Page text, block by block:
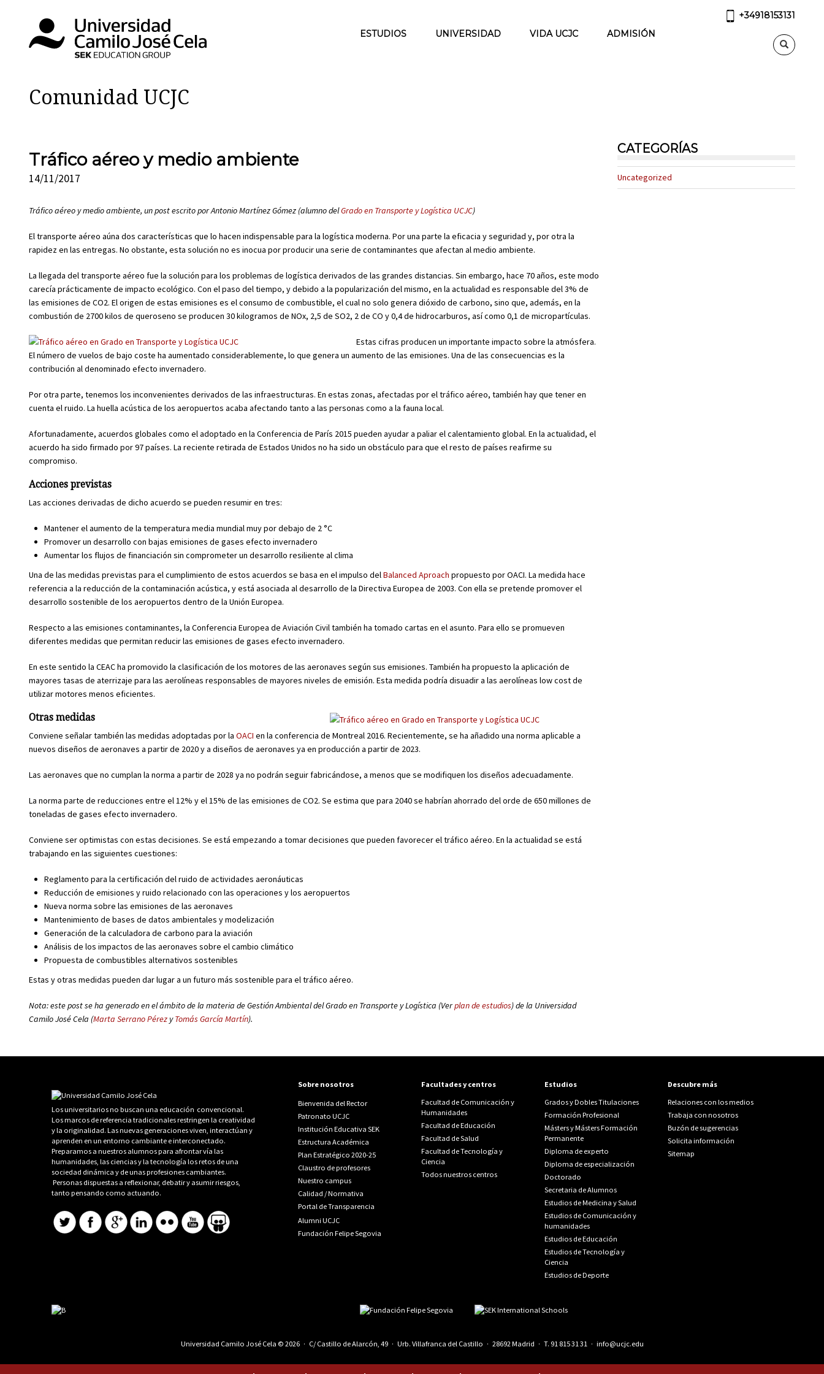
ESTUDIOS UNIVERSIDAD VIDA UCJC ADMISIÓN
+34918153131
Comunidad UCJC
Tráfico aéreo y medio ambiente
14/11/2017
Tráfico aéreo y medio ambiente, un post escrito por Antonio Martínez Gómez (alumno delGrado en Transporte y Logística UCJC)
El transporte aéreo aúna dos características que lo hacen indispensable para la logística moderna. Por una parte la eficacia y seguridad y, por otra la
rapidez en las entregas. No obstante, esta solución no es inocua por producir una serie de contaminantes que afectan al medio ambiente.
La llegada del transporte aéreo fue la solución para los problemas de logística derivados de las grandes distancias. Sin embargo, hace 70 años, este modo
carecía prácticamente de impacto ecológico. Con el paso del tiempo, y debido a la popularización del mismo, en la actualidad es responsable del 3% de
las emisiones de CO2. El origen de estas emisiones es el consumo de combustible, el cual no solo genera dióxido de carbono, sino que, además, en la
combustión de 2700 kilos de queroseno se producen 30 kilogramos de NOx, 2,5 de SO2, 2 de CO y 0,4 de hidrocarburos, así como 0,1 de micropartículas.
Estas cifras producen un importante impacto sobre la atmósfera.
El número de vuelos de bajo coste ha aumentado considerablemente, lo que genera un aumento de las emisiones. Una de las consecuencias es la
contribución al denominado efecto invernadero.
Por otra parte, tenemos los inconvenientes derivados de las infraestructuras. En estas zonas, afectadas por el tráfico aéreo, también hay que tener en
cuenta el ruido. La huella acústica de los aeropuertos acaba afectando tanto a las personas como a la fauna local.
Afortunadamente, acuerdos globales como el adoptado en la Conferencia de París 2015 pueden ayudar a paliar el calentamiento global. En la actualidad, el
acuerdo ha sido firmado por 97 países. La reciente retirada de Estados Unidos no ha sido un obstáculo para que el resto de países reafirme su
compromiso.
Acciones previstas
Las acciones derivadas de dicho acuerdo se pueden resumir en tres:
Mantener el aumento de la temperatura media mundial muy por debajo de 2 °C
Promover un desarrollo con bajas emisiones de gases efecto invernadero
Aumentar los flujos de financiación sin comprometer un desarrollo resiliente al clima
Una de las medidas previstas para el cumplimiento de estos acuerdos se basa en el impulso del Balanced Aproach propuesto por OACI. La medida hace
referencia a la reducción de la contaminación acústica, y está asociada al desarrollo de la Directiva Europea de 2003. Con ella se pretende promover el
desarrollo sostenible de los aeropuertos dentro de la Unión Europea.
Respecto a las emisiones contaminantes, la Conferencia Europea de Aviación Civil también ha tomado cartas en el asunto. Para ello se promueven
diferentes medidas que permitan reducir las emisiones de gases efecto invernadero.
En este sentido la CEAC ha promovido la clasificación de los motores de las aeronaves según sus emisiones. También ha propuesto la aplicación de
mayores tasas de aterrizaje para las aerolíneas responsables de mayores niveles de emisión. Esta medida podría disuadir a las aerolíneas low cost de
utilizar motores menos eficientes.
Otras medidas
Conviene señalar también las medidas adoptadas por la OACI en la conferencia de Montreal 2016. Recientemente, se ha añadido una norma aplicable a
nuevos diseños de aeronaves a partir de 2020 y a diseños de aeronaves ya en producción a partir de 2023.
Las aeronaves que no cumplan la norma a partir de 2028 ya no podrán seguir fabricándose, a menos que se modifiquen los diseños adecuadamente.
La norma parte de reducciones entre el 12% y el 15% de las emisiones de CO2. Se estima que para 2040 se habrían ahorrado del orde de 650 millones de
toneladas de gases efecto invernadero.
Conviene ser optimistas con estas decisiones. Se está empezando a tomar decisiones que pueden favorecer el tráfico aéreo. En la actualidad se está
trabajando en las siguientes cuestiones:
Reglamento para la certificación del ruido de actividades aeronáuticas
Reducción de emisiones y ruido relacionado con las operaciones y los aeropuertos
Nueva norma sobre las emisiones de las aeronaves
Mantenimiento de bases de datos ambientales y modelización
Generación de la calculadora de carbono para la aviación
Análisis de los impactos de las aeronaves sobre el cambio climático
Propuesta de combustibles alternativos sostenibles
Estas y otras medidas pueden dar lugar a un futuro más sostenible para el tráfico aéreo.
Nota: este post se ha generado en el ámbito de la materia de Gestión Ambiental del Grado en Transporte y Logística (Verplan de estudios) de la Universidad
Camilo José Cela (Marta Serrano Pérez yTomás García Martín).
CATEGORÍAS
Uncategorized
Los universitarios no buscan una educación convencional.
Los marcos de referencia tradicionales restringen la creatividad
y la originalidad. Las nuevas generaciones viven, interactúan y
aprenden en un entorno cambiante e interconectado.
Preparamos a nuestros alumnos para afrontar vía las
humanidades, las ciencias y la tecnología los retos de una
sociedad dinámica y de unas profesiones cambiantes.
Personas dispuestas a reflexionar, debatir y asumir riesgos,
tanto pensando como actuando.
Sobre nosotros
Bienvenida del Rector
Patronato UCJC
Institución Educativa SEK
Estructura Académica
Plan Estratégico 2020-25
Claustro de profesores
Nuestro campus
Calidad /Normativa
Portal de Transparencia
Alumni UCJC
Fundación Felipe Segovia
Facultades y centros
Facultad de Comunicación y
Humanidades
Facultad de Educación
Facultad de Salud
Facultad de Tecnología y
Ciencia
Todos nuestros centros
Estudios
Grados y Dobles Titulaciones
Formación Profesional
Másters y Másters Formación
Permanente
Diploma de experto
Diploma de especialización
Doctorado
Secretaria de Alumnos
Estudios de Medicina y Salud
Estudios de Comunicación y
humanidades
Estudios de Educación
Estudios de Tecnología y
Ciencia
Estudios de Deporte
Descubre más
Relaciones con los medios
Trabaja con nosotros
Buzón de sugerencias
Solicita información
Sitemap
Universidad Camilo José Cela © 2026 · C/ Castillo de Alarcón, 49 · Urb. Villafranca del Castillo · 28692 Madrid · T. 91 815 31 31 · info@ucjc.edu